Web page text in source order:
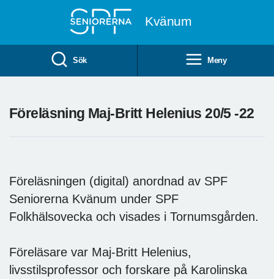
Kvänum
Sök Meny
Föreläsning Maj-Britt Helenius 20/5 -22
Föreläsningen (digital) anordnad av SPF
Seniorerna Kvänum under SPF
Folkhälsovecka och visades i Tornumsgården.
Föreläsare var Maj-Britt Helenius,
livsstilsprofessor och forskare på Karolinska